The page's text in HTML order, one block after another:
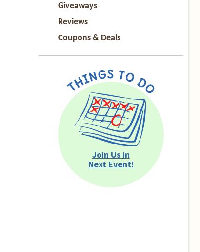
Giveaways
Reviews
Coupons & Deals
Join Us In
Next Event!